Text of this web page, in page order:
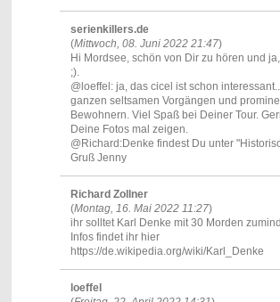
serienkillers.de
(Mittwoch, 08. Juni 2022 21:47)
Hi Mordsee, schön von Dir zu hören und
;).
@loeffel: ja, das cicel ist schon
ganzen seltsamen Vorgängen und
Bewohnern. Viel Spaß bei Deiner Tour.
Deine Fotos mal zeigen.
@Richard:Denke findest Du unter
Gruß Jenny
Richard Zollner
(Montag, 16. Mai 2022 11:27)
ihr solltet Karl Denke mit 30 Morden
Infos findet ihr hier
https://de.wikipedia.org/wiki/Karl_Denke
loeffel